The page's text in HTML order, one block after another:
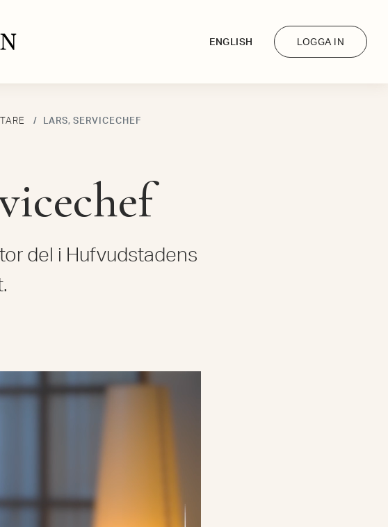
ENGLISH LOGGA IN
LARS, SERVICECHEF
del i Hufvudstadens